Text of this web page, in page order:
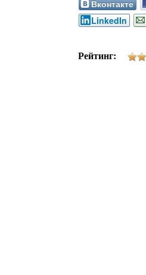
Вконтакте
LinkedIn
Рейтинг: